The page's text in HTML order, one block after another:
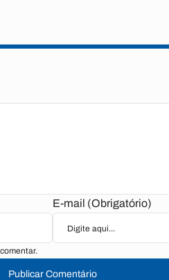
E-mail (Obrigatório)
Publicar Comentário